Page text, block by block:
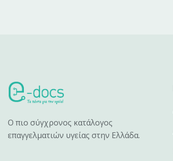
Ο πιο σύγχρονος κατάλογος
επαγγελματιών υγείας στην Ελλάδα.